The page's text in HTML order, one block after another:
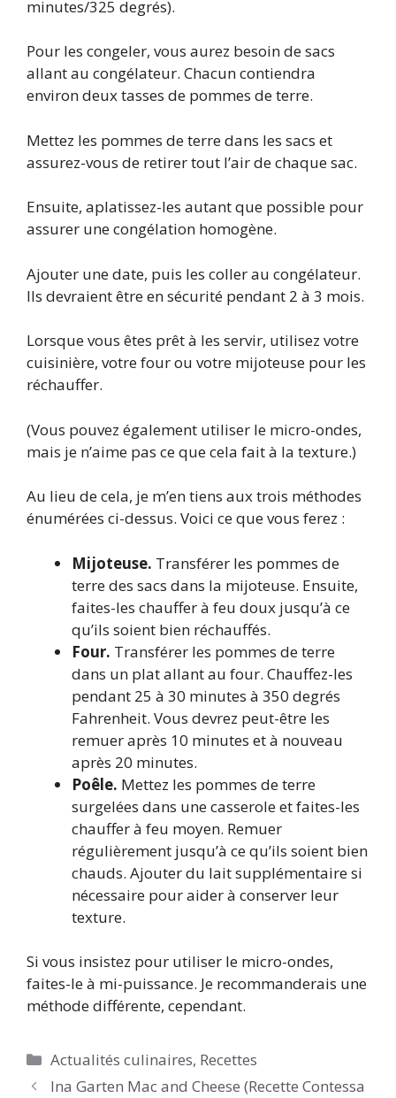
minutes/325 degrés).
Pour les congeler, vous aurez besoin de sacs
allant au congélateur. Chacun contiendra
environ deux tasses de pommes de terre.
Mettez les pommes de terre dans les sacs et
assurez-vous de retirer tout l’air de chaque sac.
Ensuite, aplatissez-les autant que possible pour
assurer une congélation homogène.
Ajouter une date, puis les coller au congélateur.
Ils devraient être en sécurité pendant 2 à 3 mois.
Lorsque vous êtes prêt à les servir, utilisez votre
cuisinière, votre four ou votre mijoteuse pour les
réchauffer.
(Vous pouvez également utiliser le micro-ondes,
mais je n’aime pas ce que cela fait à la texture.)
Au lieu de cela, je m’en tiens aux trois méthodes
énumérées ci-dessus. Voici ce que vous ferez :
Mijoteuse. Transférer les pommes de
terre des sacs dans la mijoteuse. Ensuite,
faites-les chauffer à feu doux jusqu’à ce
qu’ils soient bien réchauffés.
Four. Transférer les pommes de terre
dans un plat allant au four. Chauffez-les
pendant 25 à 30 minutes à 350 degrés
Fahrenheit. Vous devrez peut-être les
remuer après 10 minutes et à nouveau
après 20 minutes.
Poêle. Mettez les pommes de terre
surgelées dans une casserole et faites-les
chauffer à feu moyen. Remuer
régulièrement jusqu’à ce qu’ils soient bien
chauds. Ajouter du lait supplémentaire si
nécessaire pour aider à conserver leur
texture.
Si vous insistez pour utiliser le micro-ondes,
faites-le à mi-puissance. Je recommanderais une
méthode différente, cependant.
Catégories
Actualités culinaires, Recettes
Ina Garten Mac and Cheese (Recette Contessa